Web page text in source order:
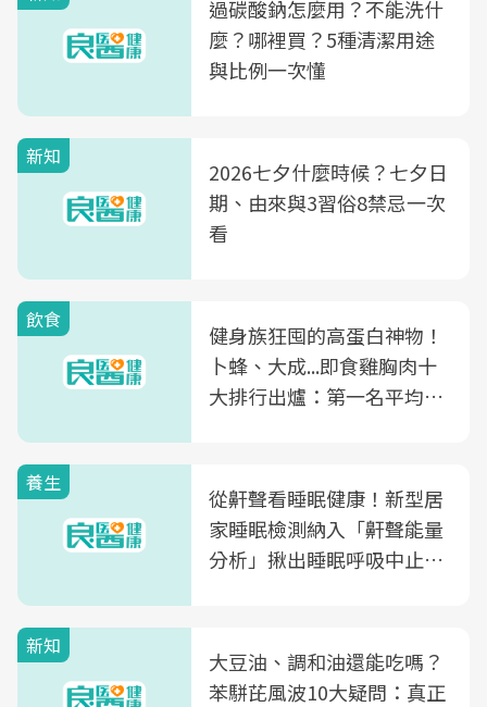
過碳酸鈉怎麼用？不能洗什
麼？哪裡買？5種清潔用途
與比例一次懂
新知
2026七夕什麼時候？七夕日
期、由來與3習俗8禁忌一次
看
飲食
健身族狂囤的高蛋白神物！
卜蜂、大成...即食雞胸肉十
大排行出爐：第一名平均一
養生
從鼾聲看睡眠健康！新型居
家睡眠檢測納入「鼾聲能量
分析」揪出睡眠呼吸中止症
新知
大豆油、調和油還能吃嗎？
苯駢芘風波10大疑問：真正